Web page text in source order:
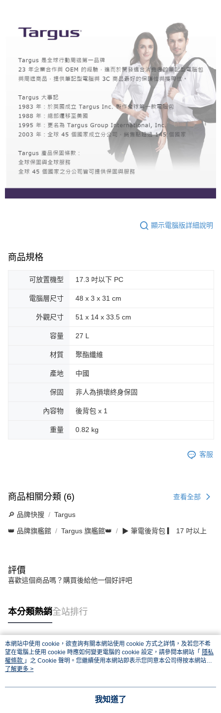
顯示電腦版詳細說明
商品規格
可放置機型 17.3 吋以下 PC
電腦層尺寸 48 x 3 x 31 cm
外觀尺寸 51 x 14 x 33.5 cm
容量 27 L
材質 聚酯纖維
產地 中國
保固 非人為損壞終身保固
內容物 後背包 x 1
重量 0.82 kg
客服
商品相關分類 (6) 查看全部
🔎 品牌快搜 Targus
👑 品牌旗艦館 Targus 旗艦館👑 ▶ 筆電後背包 ▎ 17 吋以上
評價
喜歡這個商品嗎？購買後給他一個好評吧
本分類熱銷全站排行
熱門標籤
本網站中使用 cookie，欲查詢有關本網站使用 cookie 方式之詳情，及若您不希
望在電腦上使用 cookie 時應如何變更電腦的 cookie 設定，請參閱本網站「 隱私
權條款 」之 Cookie 聲明。您繼續使用本網站即表示您同意本公司得按本網站使
用條款之 Cookie 聲明使用 cookie。
了解更多 >
我知道了